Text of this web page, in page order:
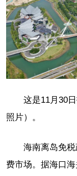
这是11月30
照片）。
海南离岛免
费市场。据海口